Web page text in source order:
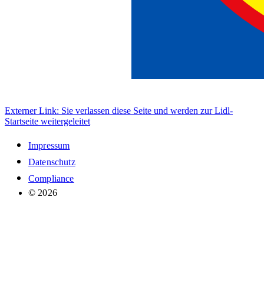
Externer Link: Sie verlassen diese Seite und werden zur Lidl-
Startseite weitergeleitet
Impressum
Datenschutz
Compliance
© 2026